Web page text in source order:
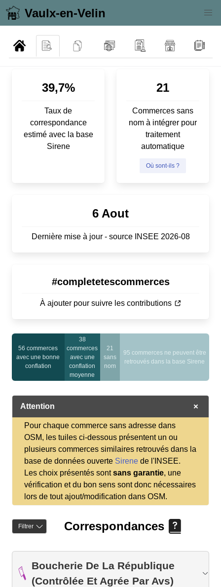
Vaulx-en-Velin
39,7%
Taux de
correspondance
estimé avec la base
Sirene
21
Commerces sans
nom à intégrer pour
traitement
automatique
Où sont-ils ?
6 Aout
Dernière mise à jour - source INSEE 2026-08
#completetescommerces
À ajouter pour suivre les contributions
56 commerces
avec une bonne
conflation
38
commerces
avec une
conflation
moyenne
21
sans
nom
95 commerces ne peuvent être
retrouvés dans la base Sirene
Attention
Pour chaque commerce sans adresse dans
OSM, les tuiles ci-dessous présentent un ou
plusieurs commerces similaires retrouvés dans la
base de données ouverte Sirene de l'INSEE.
Les choix présentés sontsans garantie, une
vérification et du bon sens sont donc nécessaires
lors de tout ajout/modification dans OSM.
Filtrer Correspondances
Boucherie De La République
(Contrôlée Et Agrée Par Avs)